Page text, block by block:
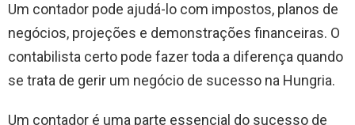
Um contador pode ajudá-lo com impostos, planos de
negócios, projeções e demonstrações financeiras. O
contabilista certo pode fazer toda a diferença quando
se trata de gerir um negócio de sucesso na Hungria.
Um contador é uma parte essencial do sucesso de